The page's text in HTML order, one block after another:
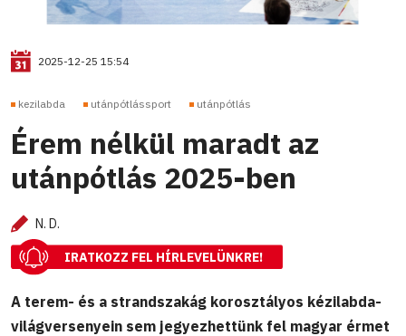
2025-12-25 15:54
kezilabda utánpótlássport utánpótlás
Érem nélkül maradt az
utánpótlás 2025-ben
N. D.
IRATKOZZ FEL HÍRLEVELÜNKRE!
A terem- és a strandszakág korosztályos kézilabda-
világversenyein sem jegyezhettünk fel magyar érmet